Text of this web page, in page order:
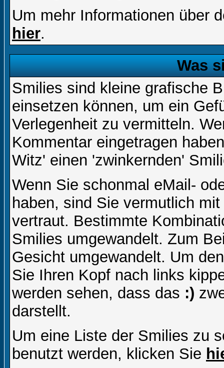
Um mehr Informationen über
hier.
Was
Smilies sind kleine grafische
einsetzen können, um ein
Verlegenheit zu vermitteln.
Kommentar eingetragen
Witz' einen 'zwinkernden'
Wenn Sie schonmal eMail-
haben, sind Sie vermutlich
vertraut. Bestimmte
Smilies umgewandelt. Zum
Gesicht umgewandelt. Um
Sie Ihren Kopf nach links
werden sehen, dass das :)
darstellt.
Um eine Liste der Smilies zu
benutzt werden, klicken Sie